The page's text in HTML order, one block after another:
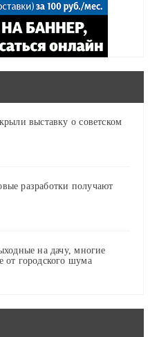
выставку о советском
разработки получают
на дачу, многие
от городского шума